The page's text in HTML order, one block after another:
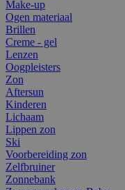
Make-up
Ogen materiaal
Brillen
Creme - gel
Lenzen
Oogpleisters
Zon
Aftersun
Kinderen
Lichaam
Lippen zon
Ski
Voorbereiding zon
Zelfbruiner
Zonnebank